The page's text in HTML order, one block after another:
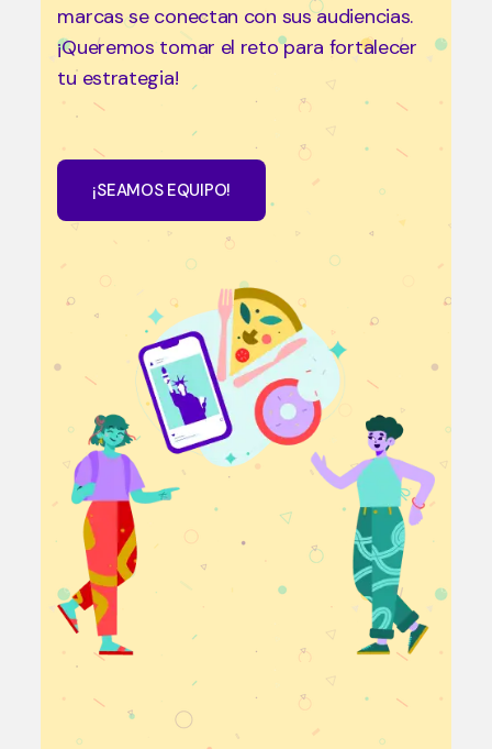
marcas se conectan con sus audiencias.
¡Queremos tomar el reto para fortalecer
tu estrategia!
¡SEAMOS EQUIPO!